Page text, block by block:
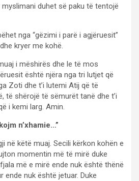
duhet së paku të tentojë
nga “gëzimi i parë i agjëruesit”
kryer me kohë.
i mëshirës dhe le të mos
është njëra nga tri lutjet që
Zoti dhe t’i lutemi Atij që të
të shërojë të sëmurët tanë dhe t’i
i kemi larg. Amin.
n’xhamie…”
në këtë muaj. Secili kërkon kohën e
momentin më të mirë duke
më e mirë ende nuk është thënë
ende nuk është jetuar. Duke